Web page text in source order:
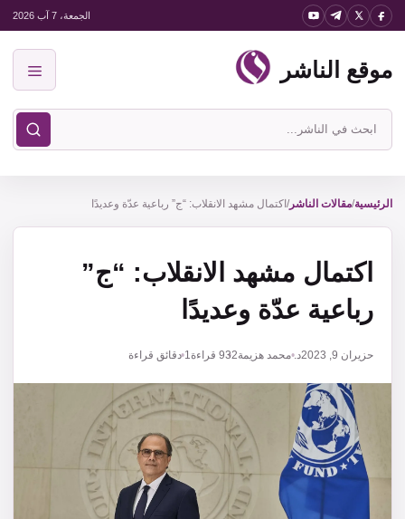
انتقل
المحتوى
الجمعة، 7 آب 2026
موقع الناشر
ابحث
في
الناشر
الرئيسية/مقالات الناشر/ اكتمال مشهد الانقلاب: “ج” رباعية عدّة وعديدًا
اكتمال مشهد الانقلاب: “ج”
رباعية عدّة وعديدًا
حزيران 9, 2023 د. محمد هزيمة932 قراءة1 دقائق قراءة